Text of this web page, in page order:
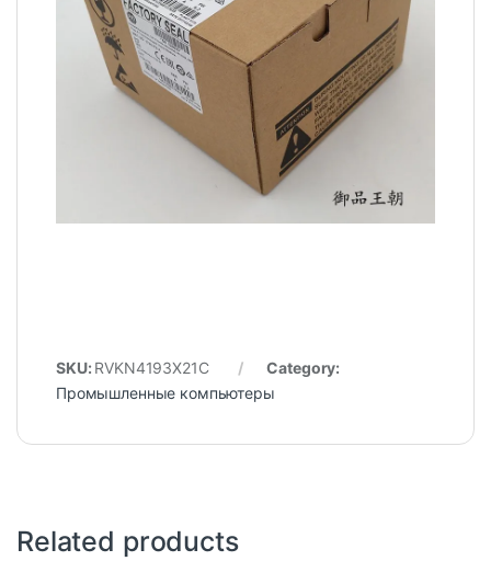
SKU: RVKN4193X21C
Category:
Промышленные компьютеры
Related products